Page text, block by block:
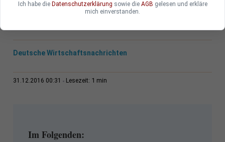
verläuft.
Deutsche Wirtschaftsnachrichten
31.12.2016 00:31 Lesezeit: 1 min
Im Folgenden:
Ich habe die Datenschutzerklärung sowie die AGB gelesen und erkläre
mich einverstanden.